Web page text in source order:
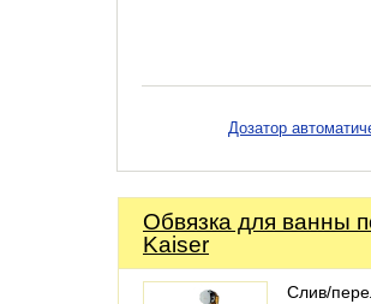
Дозатор
Обвязка для ванны
Kaiser
Слив/